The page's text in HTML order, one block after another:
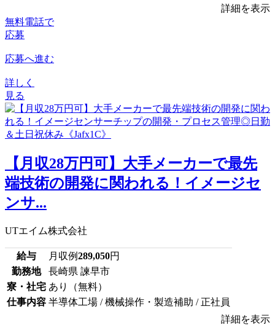
詳細を表示
無料電話で
応募
応募へ進む
詳しく
見る
【月収28万円可】大手メーカーで最先
端技術の開発に関われる！イメージセ
ンサ...
UTエイム株式会社
給与 月収例289,050円
勤務地
長崎県 諫早市
寮・社宅 あり（無料）
仕事内容 半導体工場 / 機械操作・製造補助 / 正社員
詳細を表示